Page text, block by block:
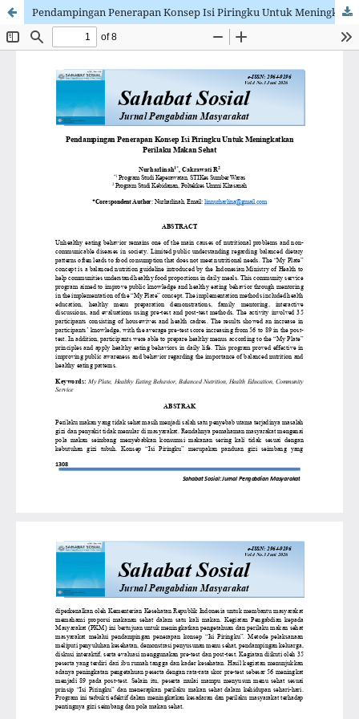
Pendampingan Penerapan Konsep Isi Piringku Untuk Meningkatkan Perilaku Makan Sehat